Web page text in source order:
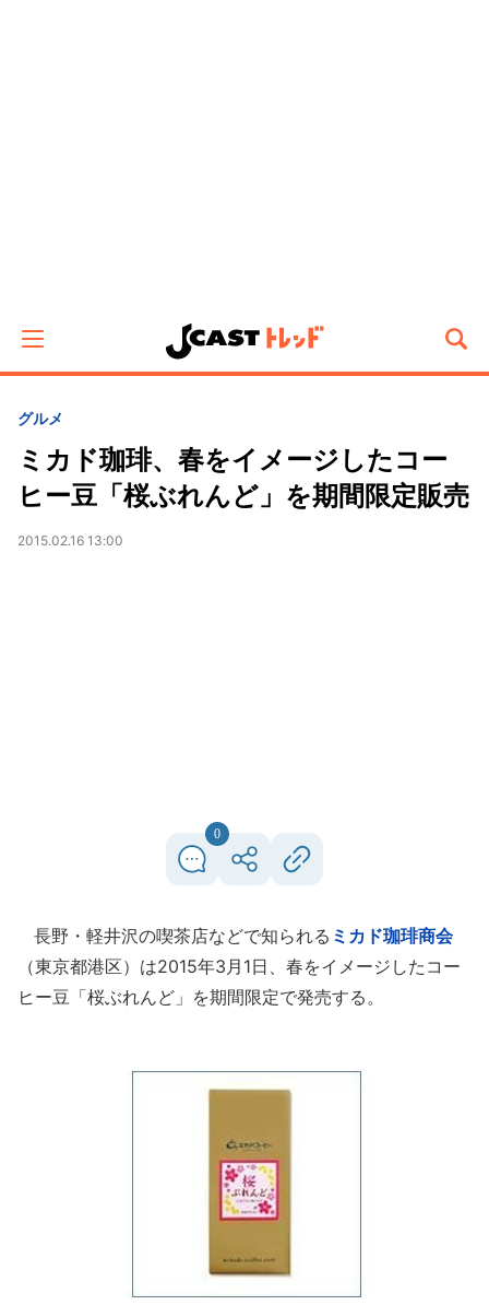
グルメ
ミカド珈琲、春をイメージしたコー
ヒー豆「桜ぶれんど」を期間限定販売
2015.02.16 13:00
0
長野・軽井沢の喫茶店などで知られる ミカド珈琲商会
（東京都港区）は2015年3月1日、春をイメージしたコー
ヒー豆「桜ぶれんど」を期間限定で発売する。